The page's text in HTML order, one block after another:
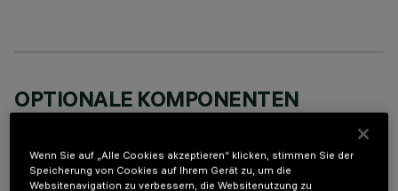
OPTIONALE KOMPONENTEN
Wenn Sie auf „Alle Cookies akzeptieren“ klicken, stimmen Sie der
Speicherung von Cookies auf Ihrem Gerät zu, um die
Websitenavigation zu verbessern, die Websitenutzung zu